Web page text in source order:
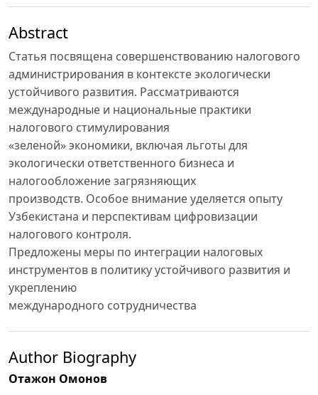
Abstract
Статья посвящена совершенствованию налогового
администрирования в контексте экологически
устойчивого развития. Рассматриваются
международные и национальные практики
налогового стимулирования
«зеленой» экономики, включая льготы для
экологически ответственного бизнеса и
налогообложение загрязняющих
производств. Особое внимание уделяется опыту
Узбекистана и перспективам цифровизации
налогового контроля.
Предложены меры по интеграции налоговых
инструментов в политику устойчивого развития и
укреплению
международного сотрудничества
Author Biography
Отажон Омонов